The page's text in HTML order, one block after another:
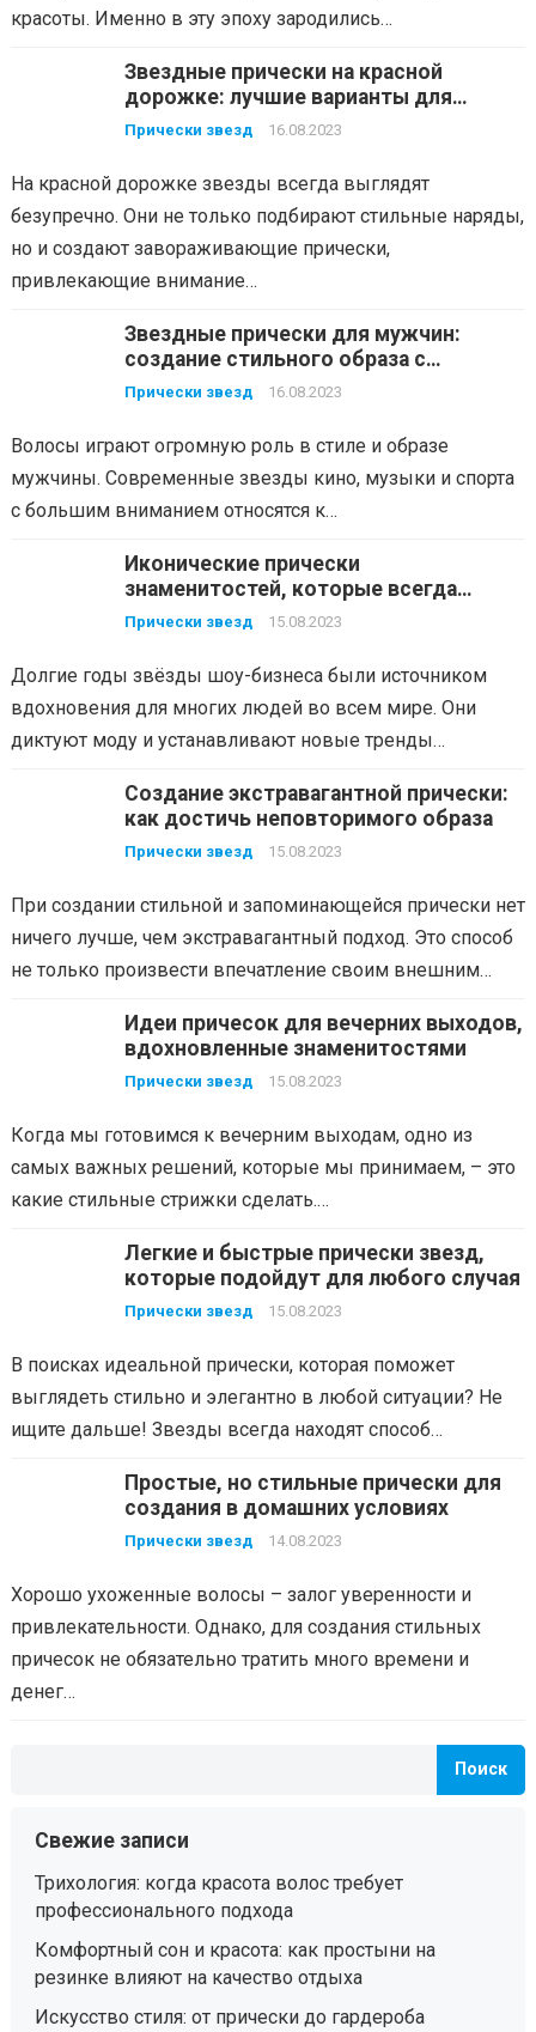
красоты. Именно в эту эпоху зародились…
Звездные прически на красной
дорожке: лучшие варианты для
важных мероприятий
Прически звезд 16.08.2023
На красной дорожке звезды всегда выглядят
безупречно. Они не только подбирают стильные наряды,
но и создают завораживающие прически,
привлекающие внимание…
Звездные прически для мужчин:
создание стильного образа с
помощью волос
Прически звезд 16.08.2023
Волосы играют огромную роль в стиле и образе
мужчины. Современные звезды кино, музыки и спорта
с большим вниманием относятся к…
Иконические прически
знаменитостей, которые всегда
актуальны
Прически звезд 15.08.2023
Долгие годы звёзды шоу-бизнеса были источником
вдохновения для многих людей во всем мире. Они
диктуют моду и устанавливают новые тренды…
Создание экстравагантной прически:
как достичь неповторимого образа
Прически звезд 15.08.2023
При создании стильной и запоминающейся прически нет
ничего лучше, чем экстравагантный подход. Это способ
не только произвести впечатление своим внешним…
Идеи причесок для вечерних выходов,
вдохновленные знаменитостями
Прически звезд 15.08.2023
Когда мы готовимся к вечерним выходам, одно из
самых важных решений, которые мы принимаем, – это
какие стильные стрижки сделать.…
Легкие и быстрые прически звезд,
которые подойдут для любого случая
Прически звезд 15.08.2023
В поисках идеальной прически, которая поможет
выглядеть стильно и элегантно в любой ситуации? Не
ищите дальше! Звезды всегда находят способ…
Простые, но стильные прически для
создания в домашних условиях
Прически звезд 14.08.2023
Хорошо ухоженные волосы – залог уверенности и
привлекательности. Однако, для создания стильных
причесок не обязательно тратить много времени и
денег…
Поиск
Свежие записи
Трихология: когда красота волос требует
профессионального подхода
Комфортный сон и красота: как простыни на
резинке влияют на качество отдыха
Искусство стиля: от прически до гардероба